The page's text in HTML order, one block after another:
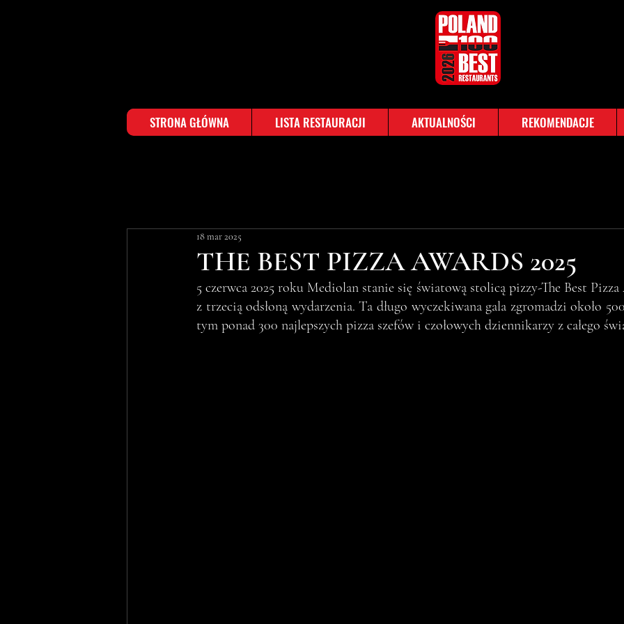
STRONA GŁÓWNA LISTA RESTAURACJI AKTUALNOŚCI REKOMENDACJE
THE BEST PIZZA AWARDS 2025
18 mar 2025
5 czerwca 2025 roku Mediolan stanie się światową stolicą pizzy-The Best
z trzecią odsłoną wydarzenia. Ta długo wyczekiwana gala zgromadzi około
tym ponad 300 najlepszych pizza szefów i czołowych dziennikarzy z całego